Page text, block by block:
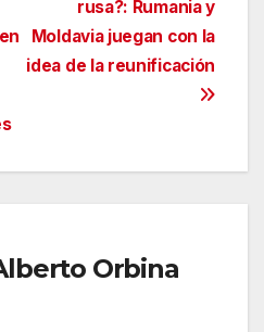
rusa?: Rumania y
Moldavia juegan con la
idea de la reunificación
Orbina